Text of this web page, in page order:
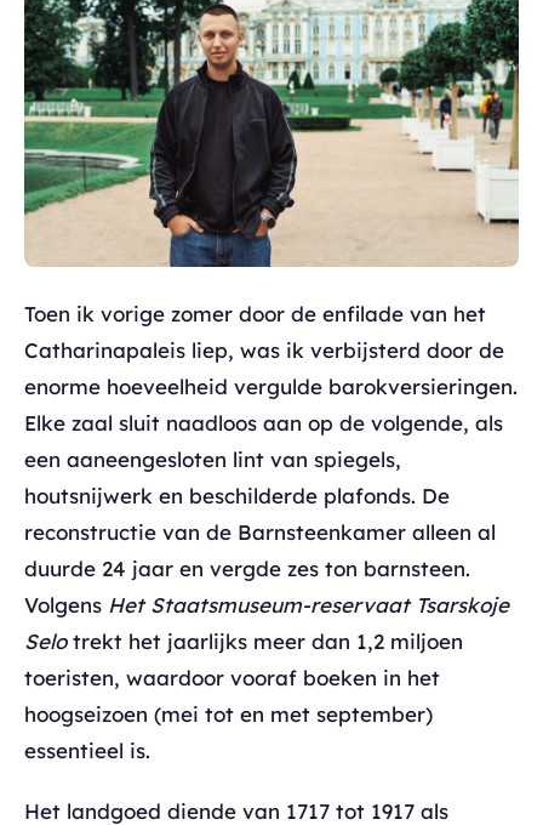
Toen ik vorige zomer door de enfilade van het
Catharinapaleis liep, was ik verbijsterd door de
enorme hoeveelheid vergulde barokversieringen.
Elke zaal sluit naadloos aan op de volgende, als
een aaneengesloten lint van spiegels,
houtsnijwerk en beschilderde plafonds. De
reconstructie van de Barnsteenkamer alleen al
duurde 24 jaar en vergde zes ton barnsteen.
Volgens Het Staatsmuseum-reservaat Tsarskoje
Selotrekt het jaarlijks meer dan 1,2 miljoen
toeristen, waardoor vooraf boeken in het
hoogseizoen (mei tot en met september)
essentieel is.
Het landgoed diende van 1717 tot 1917 als